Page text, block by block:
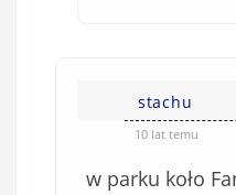
stachu
10 lat temu
w parku koło